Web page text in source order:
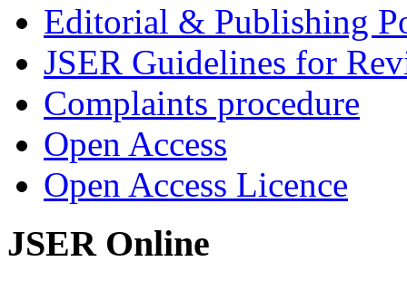
Editorial & Publishing
JSER Guidelines for
Complaints procedure
Open Access
Open Access Licence
JSER Online